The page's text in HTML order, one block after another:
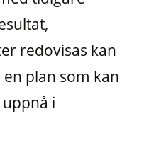
redovisas kan
plan som kan
i